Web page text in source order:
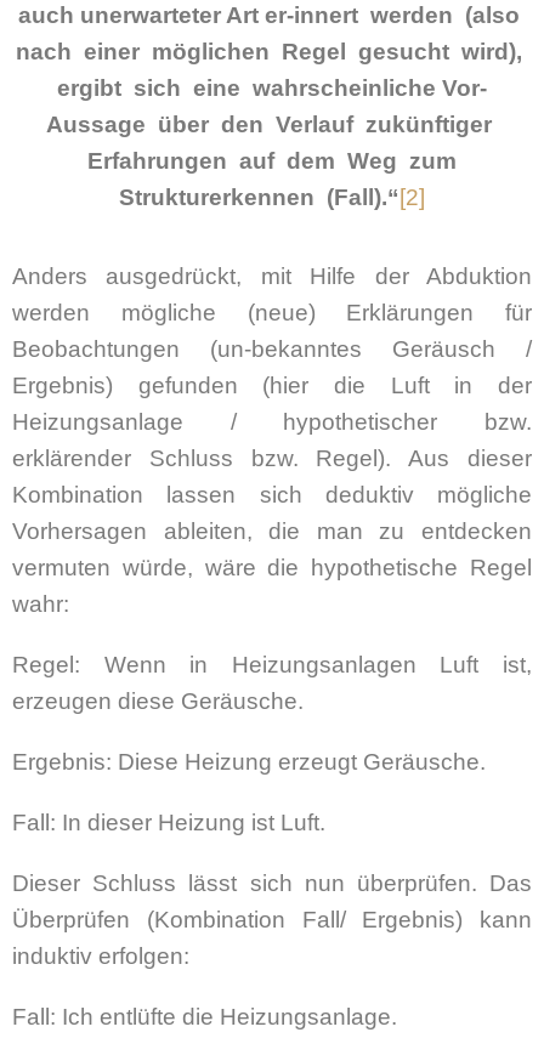
auch unerwarteter Art er-innert werden (also
nach einer möglichen Regel gesucht wird),
ergibt sich eine wahrscheinliche Vor-
Aussage über den Verlauf zukünftiger
Erfahrungen auf dem Weg zum
Strukturerkennen (Fall).“ [2]
Anders ausgedrückt, mit Hilfe der Abduktion
werden mögliche (neue) Erklärungen für
Beobachtungen (un-bekanntes Geräusch /
Ergebnis) gefunden (hier die Luft in der
Heizungsanlage / hypothetischer bzw.
erklärender Schluss bzw. Regel). Aus dieser
Kombination lassen sich deduktiv mögliche
Vorhersagen ableiten, die man zu entdecken
vermuten würde, wäre die hypothetische Regel
wahr:
Regel: Wenn in Heizungsanlagen Luft ist,
erzeugen diese Geräusche.
Ergebnis: Diese Heizung erzeugt Geräusche.
Fall: In dieser Heizung ist Luft.
Dieser Schluss lässt sich nun überprüfen. Das
Überprüfen (Kombination Fall/ Ergebnis) kann
induktiv erfolgen:
Fall: Ich entlüfte die Heizungsanlage.